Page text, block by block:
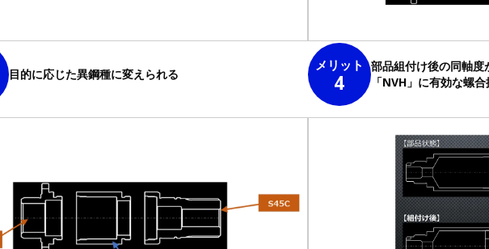
目的に応じた異鋼種に変えられる
メリット
4
部品組付け後の同軸度
「NVH」に有効な螺